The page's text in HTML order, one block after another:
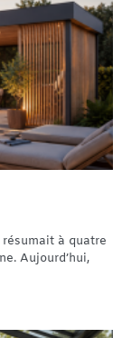
à quatre
Aujourd’hui,